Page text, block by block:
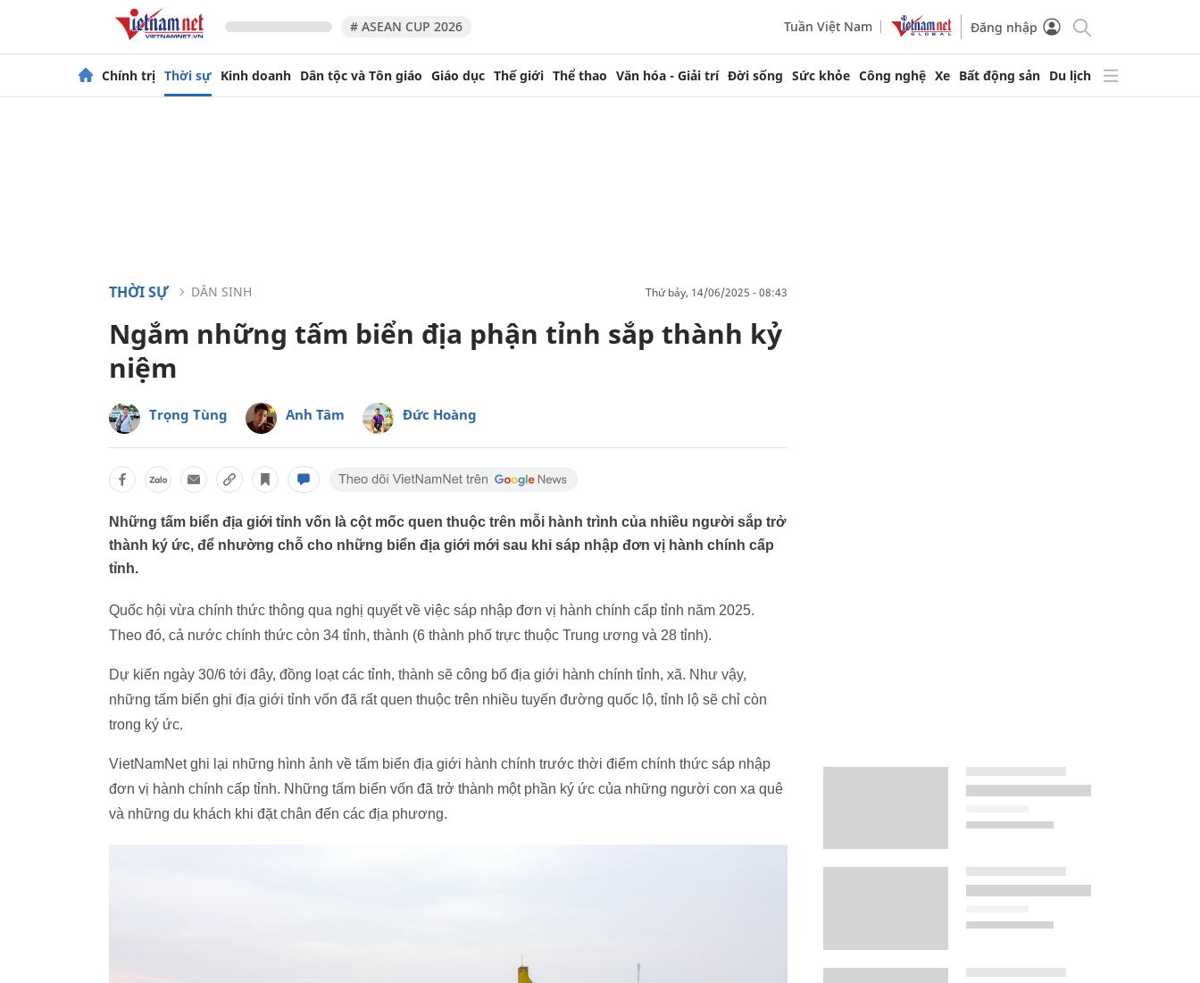
# ASEAN CUP 2026 Tuần Việt Nam Đăng nhập
Chính trị Thời sự Kinh doanh Dân tộc và Tôn giáo Giáo dục Thế giới Thể thao Văn hóa - Giải trí Đời sống Sức khỏe Công nghệ Xe Bất động sản Du lịch
THỜI SỰ DÂN SINH thứ bảy, 14/06/2025 - 08:43
Ngắm những tấm biển địa phận tỉnh sắp thành kỷ
niệm
Trọng Tùng Anh Tâm Đức Hoàng
Những tấm biển địa giới tỉnh vốn là cột mốc quen thuộc trên mỗi hành trình của nhiều người sắp trở
thành ký ức, để nhường chỗ cho những biển địa giới mới sau khi sáp nhập đơn vị hành chính cấp
tỉnh.
Quốc hội vừa chính thức thông qua nghị quyết về việc sáp nhập đơn vị hành chính cấp tỉnh năm 2025.
Theo đó, cả nước chính thức còn 34 tỉnh, thành (6 thành phố trực thuộc Trung ương và 28 tỉnh).
Dự kiến ngày 30/6 tới đây, đồng loạt các tỉnh, thành sẽ công bố địa giới hành chính tỉnh, xã. Như vậy,
những tấm biển ghi địa giới tỉnh vốn đã rất quen thuộc trên nhiều tuyến đường quốc lộ, tỉnh lộ sẽ chỉ còn
trong ký ức.
VietNamNet ghi lại những hình ảnh về tấm biển địa giới hành chính trước thời điểm chính thức sáp nhập
đơn vị hành chính cấp tỉnh. Những tấm biển vốn đã trở thành một phần ký ức của những người con xa quê
và những du khách khi đặt chân đến các địa phương.